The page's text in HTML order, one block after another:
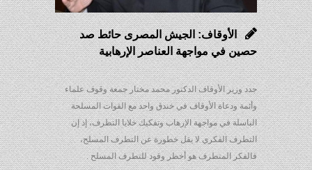
الأوقاف: الجيش المصرى حائط صد
حصين في مواجهة العناصر الإرهابية
جدد وزير الأوقاف الدكتور محمد مختار جمعة وقوف علماء
وأئمة ودعاة الأوقاف في خندق واحد مع القوات المسلحة
الباسلة في مواجهة الإرهاب وتفكيك خلايا التطرف، إذ إن
التطرف الفكري لا يقل خطورة عن التطرف المسلح،
فالفكر المتطرف هو أخطر وقود للتطرف المسلح .